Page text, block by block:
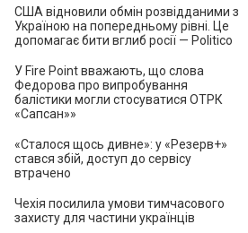
США відновили обмін розвідданими з
Україною на попередньому рівні. Це
допомагає бити вглиб росії — Politico
У Fire Point вважають, що слова
Федорова про випробування
балістики могли стосуватися ОТРК
«Сапсан»»
«Сталося щось дивне»: у «Резерв+»
стався збій, доступ до сервісу
втрачено
Чехія посилила умови тимчасового
захисту для частини українців